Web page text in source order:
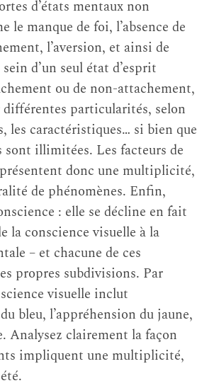
d’états mentaux non
le manque de foi, l’absence de
l’aversion, et ainsi de
d’un seul état d’esprit
ou de non-attachement,
différentes particularités, selon
les caractéristiques… si bien que
sont illimitées. Les facteurs de
donc une multiplicité,
de phénomènes. Enfin,
: elle se décline en fait
la conscience visuelle à la
– et chacune de ces
propres subdivisions. Par
visuelle inclut
bleu, l’appréhension du jaune,
Analysez clairement la façon
impliquent une multiplicité,